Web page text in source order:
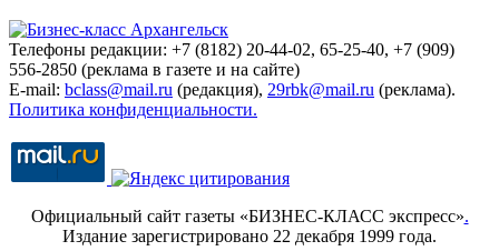
Телефоны редакции: +7 (8182) 20-44-02, 65-25-40, +7 (909)
556-2850 (реклама в газете и на сайте)
E-mail: bclass@mail.ru (редакция), 29rbk@mail.ru (реклама).
Политика конфиденциальности.
Официальный сайт газеты «БИЗНЕС-КЛАСС экспресс».
Издание зарегистрировано 22 декабря 1999 года.